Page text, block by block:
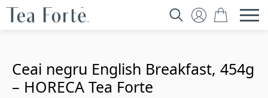
Ceai negru English Breakfast, 454g
– HORECA Tea Forte